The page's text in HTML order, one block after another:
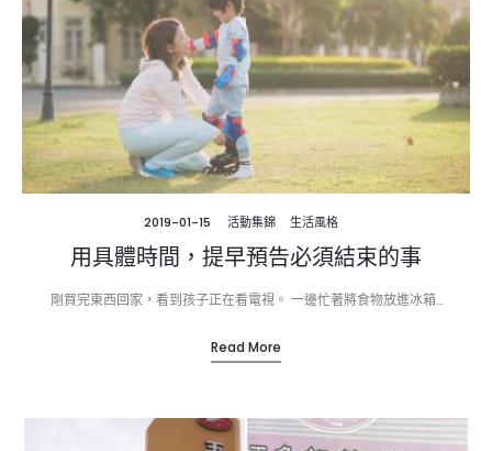
2019-01-15 活動集錦 生活風格
用具體時間，提早預告必須結束的事
剛買完東西回家，看到孩子正在看電視。 一邊忙著將食物放進冰箱…
Read More